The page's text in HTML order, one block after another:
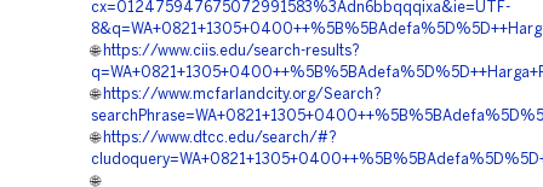
cx=012475947675072991583%3Adn6bbqqqixa&ie=UTF-
🌐 https://www.ciis.edu/search-results?
🌐 https://www.mcfarlandcity.org/Search?
🌐 https://www.dtcc.edu/search/#?
🌐